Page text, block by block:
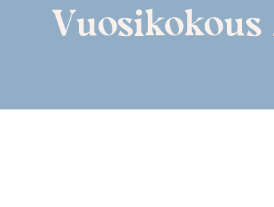
Vuosikokous